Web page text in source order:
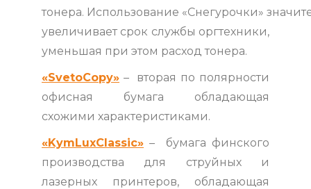
тонера. Использование «Снегурочки»
увеличивает срок службы оргтехники,
уменьшая при этом расход тонера.
«SvetoCopy» – вторая по полярности
офисная бумага обладающая
схожими характеристиками.
«KymLuxClassic» – бумага финского
производства для струйных и
лазерных принтеров, обладающая